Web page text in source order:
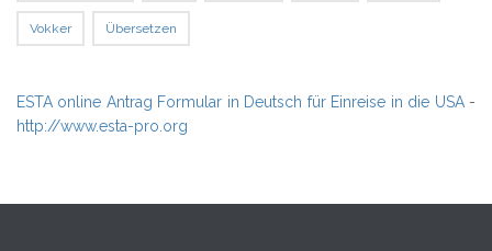
Vokker Übersetzen
ESTA online Antrag Formular in Deutsch für Einreise in die USA-
http://www.esta-pro.org